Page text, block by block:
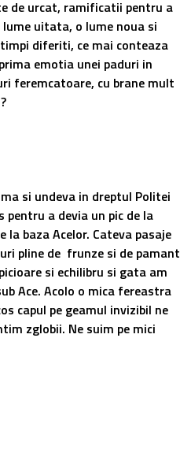
de urcat, ramificatii pentru a
uitata, o lume noua si
diferiti, ce mai conteaza
emotia unei paduri in
feremcatoare, cu brane mult
si undeva in dreptul Politei
pentru a devia un pic de la
la baza Acelor. Cateva pasaje
pline de frunze si de pamant
si echilibru si gata am
Ace. Acolo o mica fereastra
capul pe geamul invizibil ne
zglobii. Ne suim pe mici